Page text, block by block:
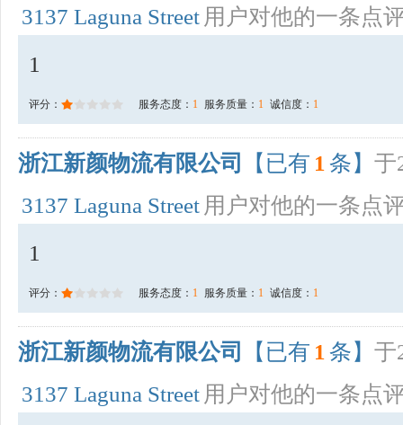
3137 Laguna Street 用户对他的一条点
1
评分： 服务态度： 1 服务质量： 1 诚信度： 1
浙江新颜物流有限公司 【已有 1 条】 于
3137 Laguna Street 用户对他的一条点
1
评分： 服务态度： 1 服务质量： 1 诚信度： 1
浙江新颜物流有限公司 【已有 1 条】 于
3137 Laguna Street 用户对他的一条点